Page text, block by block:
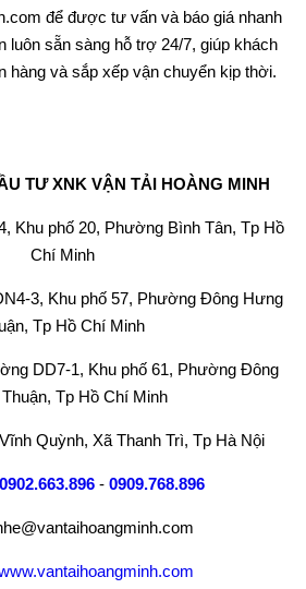
để được tư vấn và báo giá nhanh
luôn sẵn sàng hỗ trợ 24/7, giúp khách
hàng và sắp xếp vận chuyển kịp thời.
TƯ XNK VẬN TẢI HOÀNG MINH
Khu phố 20, Phường Bình Tân, Tp Hồ
Chí Minh
3, Khu phố 57, Phường Đông Hưng
Tp Hồ Chí Minh
DD7-1, Khu phố 61, Phường Đông
Tp Hồ Chí Minh
Quỳnh, Xã Thanh Trì, Tp Hà Nội
0902.663.896 - 0909.768.896